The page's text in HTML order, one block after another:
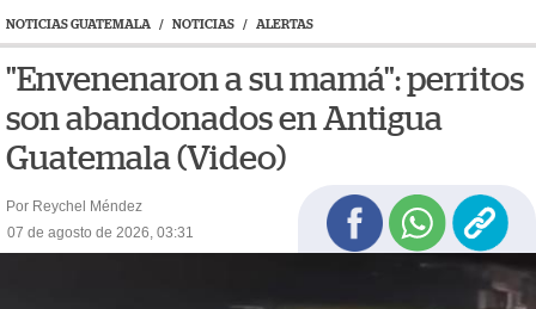
NOTICIAS GUATEMALA / NOTICIAS / ALERTAS
"Envenenaron a su mamá": perritos
son abandonados en Antigua
Guatemala (Video)
Por Reychel Méndez
07 de agosto de 2026, 03:31